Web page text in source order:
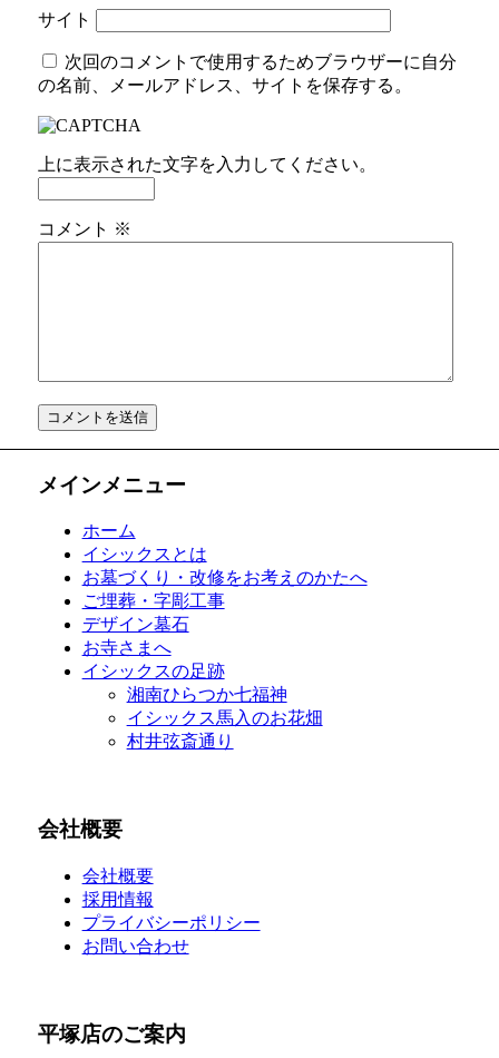
サイト
次回のコメントで使用するためブラウザーに自分
の名前、メールアドレス、サイトを保存する。
上に表示された文字を入力してください。
コメント ※
メインメニュー
ホーム
イシックスとは
お墓づくり・改修をお考えのかたへ
ご埋葬・字彫工事
デザイン墓石
お寺さまへ
イシックスの足跡
湘南ひらつか七福神
イシックス馬入のお花畑
村井弦斎通り
会社概要
会社概要
採用情報
プライバシーポリシー
お問い合わせ
平塚店のご案内